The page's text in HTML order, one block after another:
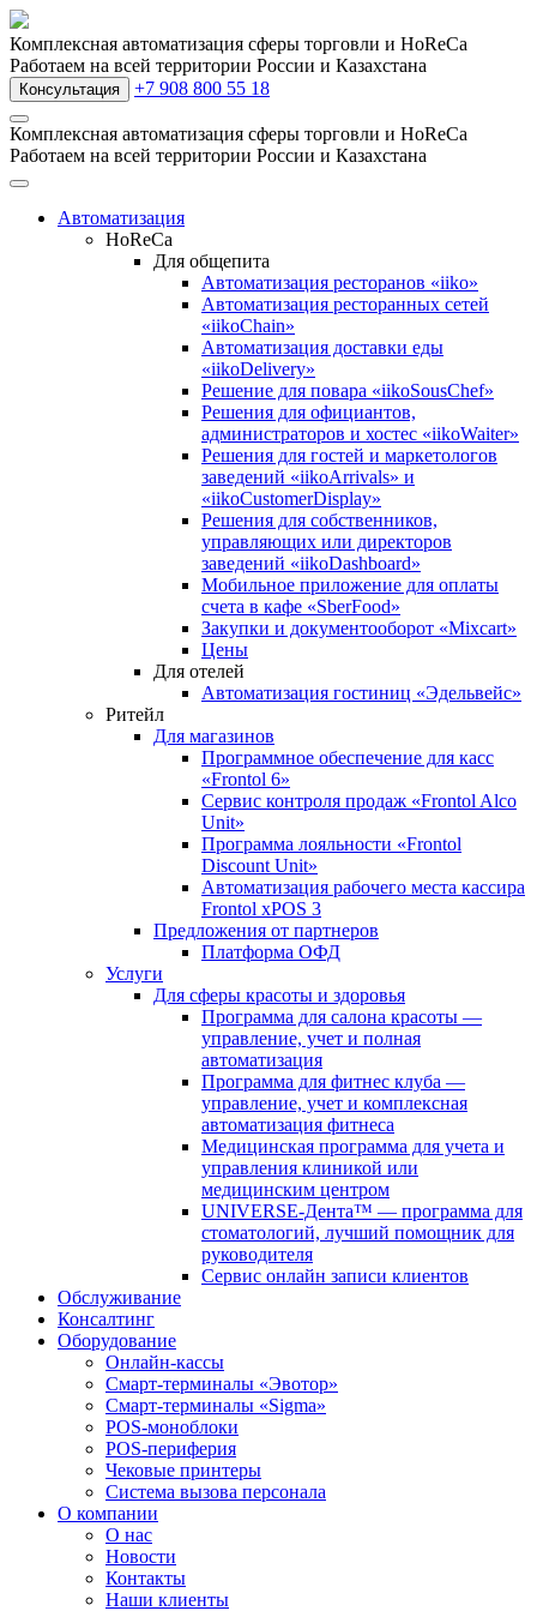
Комплексная автоматизация сферы торговли и HoReCa
Работаем на всей территории России и Казахстана
Консультация +7 908 800 55 18
Комплексная автоматизация сферы торговли и HoReCa
Работаем на всей территории России и Казахстана
Автоматизация
HoReCa
Для общепита
Автоматизация ресторанов «iiko»
Автоматизация ресторанных сетей
«iikoChain»
Автоматизация доставки еды
«iikoDelivery»
Решение для повара «iikoSousChef»
Решения для официантов,
администраторов и хостес «iikoWaiter»
Решения для гостей и маркетологов
заведений «iikoArrivals» и
«iikoCustomerDisplay»
Решения для собственников,
управляющих или директоров
заведений «iikoDashboard»
Мобильное приложение для оплаты
счета в кафе «SberFood»
Закупки и документооборот «Mixcart»
Цены
Для отелей
Автоматизация гостиниц «Эдельвейс»
Ритейл
Для магазинов
Программное обеспечение для касс
«Frontol 6»
Сервис контроля продаж «Frontol Alco
Unit»
Программа лояльности «Frontol
Discount Unit»
Автоматизация рабочего места кассира
Frontol xPOS 3
Предложения от партнеров
Платформа ОФД
Услуги
Для сферы красоты и здоровья
Программа для салона красоты —
управление, учет и полная
автоматизация
Программа для фитнес клуба —
управление, учет и комплексная
автоматизация фитнеса
Медицинская программа для учета и
управления клиникой или
медицинским центром
UNIVERSE-Дента™ — программа для
стоматологий, лучший помощник для
руководителя
Сервис онлайн записи клиентов
Обслуживание
Консалтинг
Оборудование
Онлайн-кассы
Смарт-терминалы «Эвотор»
Смарт-терминалы «Sigma»
POS-моноблоки
POS-периферия
Чековые принтеры
Система вызова персонала
О компании
О нас
Новости
Контакты
Наши клиенты